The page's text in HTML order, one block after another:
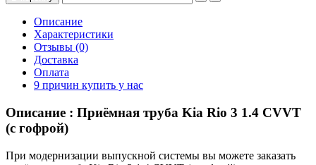
Описание
Характеристики
Отзывы (0)
Доставка
Оплата
9 причин купить у нас
Описание : Приёмная труба Kia Rio 3 1.4 CVVT
(с гофрой)
При модернизации выпускной системы вы можете заказать